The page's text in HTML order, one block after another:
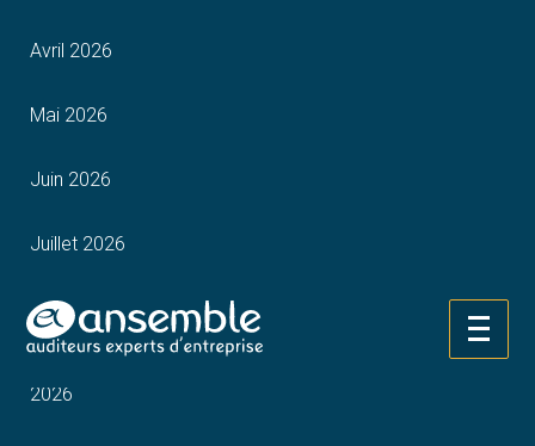
Aller
au
Avril 2026
Mai 2026
Juin 2026
Juillet 2026
Août 2026
2026